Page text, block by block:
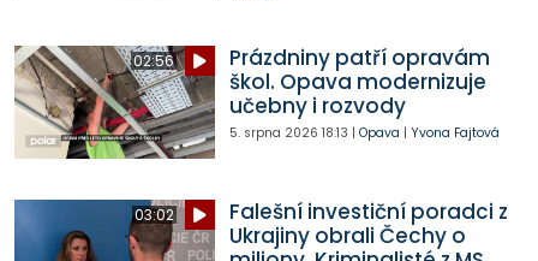
02:56
Prázdniny patří opravám
škol. Opava modernizuje
učebny i rozvody
5. srpna 2026 18:13 | Opava | Yvona Fajtová
03:02
Falešní investiční poradci z
Ukrajiny obrali Čechy o